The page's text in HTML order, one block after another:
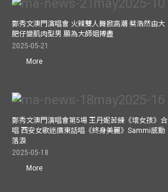
鄭秀文澳門演唱會 火辣雙人舞掀高潮 蔡浩然由大
肥仔變肌肉型男 願為大師姐搏盡
2025-05-21
More
鄭秀文澳門演唱會第5場 王丹妮苦練《壞女孩》合
唱 西安女歌迷廣東話唱《終身美麗》Sammi感動
落淚
2025-05-18
More